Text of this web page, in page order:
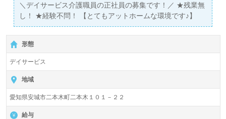
＼デイサービス介護職員の正社員の募集です！／ ★残業無
し！ ★経験不問！ 【とてもアットホームな環境です♪】
形態
デイサービス
地域
愛知県安城市二本木町二本木１０１－２２
給与